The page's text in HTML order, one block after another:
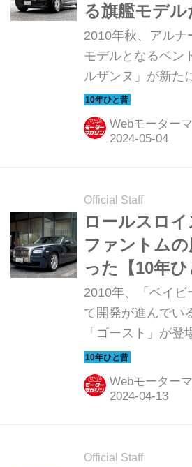
る旗艦モデ
ひと昔の新車
2010年秋、アルナ
モデルとなるベン
ルザンヌ」が新た
ルザンヌ」という
熱を象徴するとし
が行われるサルテ
ったのか。Motor
もなく試乗テスト
今回はその時の模
う。（以下の試乗
Magazine 2010年
Webモーター
Official Staff
ロールスロ
ファントム
った【10年ひ
2010年、「ベイビ
て開発が進んでい
「ゴースト」が登
た。噂どおりボデ
ムよりひと回り小
ンにはターボが装
Motor Magazine誌
Webモーター
Official Staff